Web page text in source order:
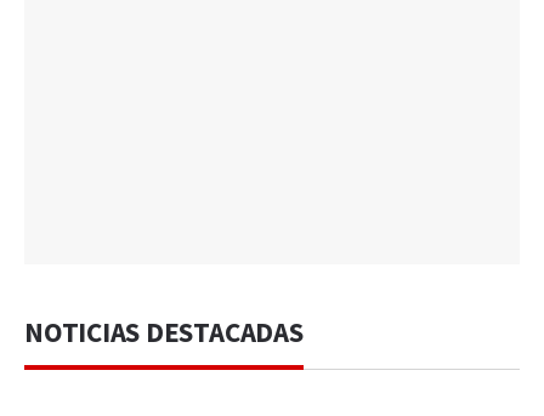
NOTICIAS DESTACADAS